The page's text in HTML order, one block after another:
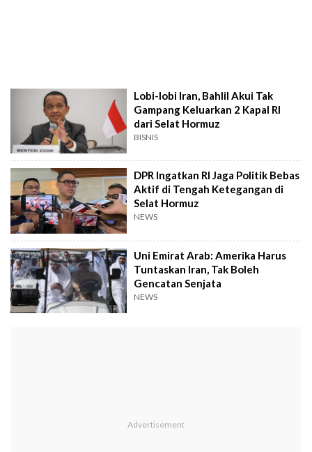
Lobi-lobi Iran, Bahlil Akui Tak
Gampang Keluarkan 2 Kapal RI
dari Selat Hormuz
BISNIS
DPR Ingatkan RI Jaga Politik Bebas
Aktif di Tengah Ketegangan di
Selat Hormuz
NEWS
Uni Emirat Arab: Amerika Harus
Tuntaskan Iran, Tak Boleh
Gencatan Senjata
NEWS